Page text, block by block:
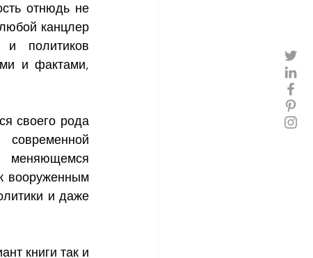
отнюдь не
канцлер
и политиков
и фактами,
своего рода
меняющемся
вооруженным
и даже
книги так и